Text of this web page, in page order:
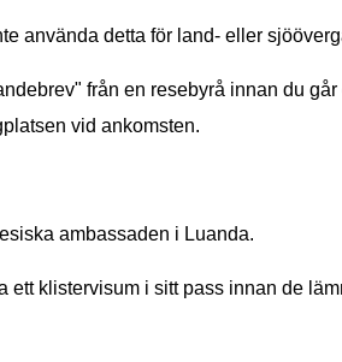
använda detta för land- eller
från en resebyrå innan du
vid ankomsten.
ambassaden i Luanda.
ett klistervisum i sitt pass innan de